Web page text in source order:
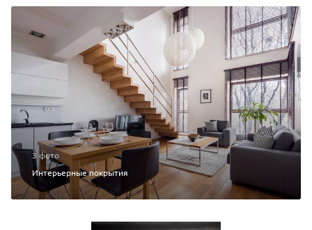
3 фото
Интерьерные покрытия